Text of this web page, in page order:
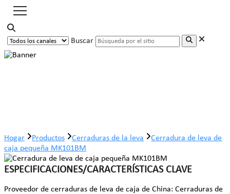
Buscar
Hogar Productos Cerraduras de la leva
Cerradura de leva de
caja pequeña MK101BM
ESPECIFICACIONES/CARACTERÍSTICAS CLAVE
Proveedor de cerraduras de leva de caja de China: Cerraduras de